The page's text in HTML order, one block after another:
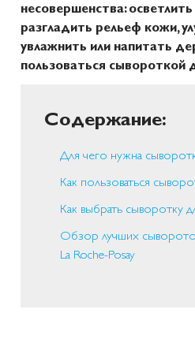
несовершенства:
разгладить рельеф кожи,
увлажнить или напитать
пользоваться сывороткой
Содержание:
Для чего нужна
Как пользоваться
Как выбрать сыворотку
Обзор лучших
La Roche-Posay